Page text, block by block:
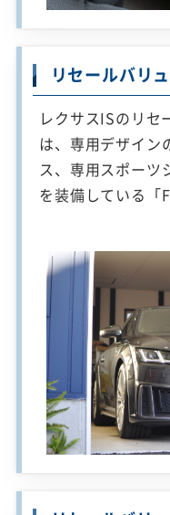
リセールバリ
レクサスISのリセ
は、専用デザイン
ス、専用スポーツ
を装備している「